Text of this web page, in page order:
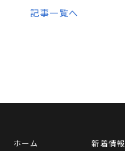
記事一覧へ
ホーム 新着情報